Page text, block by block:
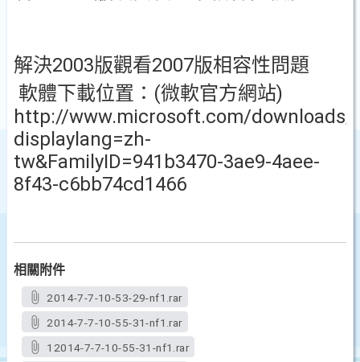
解決2003版觀看2007版相容性問題
軟體下載位置：(微軟官方網站)
http://www.microsoft.com/downloads/
displaylang=zh-
tw&FamilyID=941b3470-3ae9-4aee-
8f43-c6bb74cd1466
相關附件
2014-7-7-10-53-29-nf1.rar
2014-7-7-10-55-31-nf1.rar
12014-7-7-10-55-31-nf1.rar